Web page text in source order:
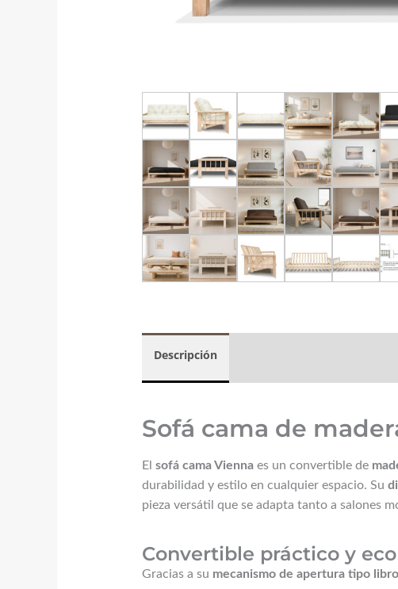
Descripción
Sofá cama de
El sofá cama Viennaes un convertible de
durabilidad y estilo en cualquier espacio. Su
pieza versátil que se adapta tanto a salones
Convertible práctico y
Gracias a su mecanismo de apertura tipo libro